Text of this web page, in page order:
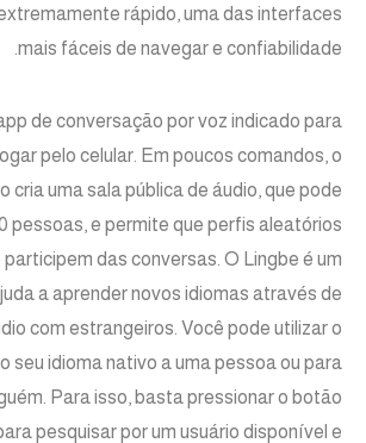
rápido, uma das interfaces
mais fáceis de navegar e confiabilidade.
de conversação por voz indicado para
pelo celular. Em poucos comandos, o
cria uma sala pública de áudio, que pode
pessoas, e permite que perfis aleatórios
das conversas. O Lingbe é um
a aprender novos idiomas através de
com estrangeiros. Você pode utilizar o
seu idioma nativo a uma pessoa ou para
Para isso, basta pressionar o botão
pesquisar por um usuário disponível e